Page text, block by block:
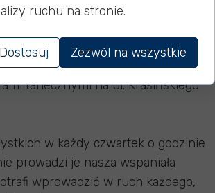
wiadomość! Po krótkiej przerwie
tanecznymi na ul. Krasińskiego
w każdy czwartek o godzinie
prowadzi je nasza wspaniała
wprowadzić w ruch każdego,
ruchu na stronie.
Dostosuj Zezwól na wszystkie